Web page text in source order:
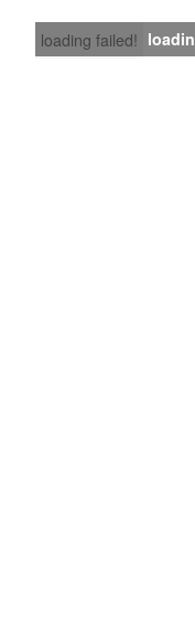
loading failed!